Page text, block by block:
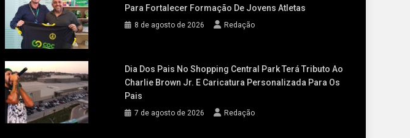
Para Fortalecer Formação De Jovens Atletas
8 de agosto de 2026 Redação
Dia Dos Pais No Shopping Central Park Terá Tributo Ao
Charlie Brown Jr. E Caricatura Personalizada Para Os
Pais
7 de agosto de 2026 Redação